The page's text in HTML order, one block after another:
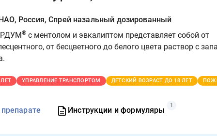
Россия, Спрей назальный дозированный
®с ментолом и эвкалиптом представляет собой от
от бесцветного до белого цвета раствор с
УПРАВЛЕНИЕ ТРАНСПОРТОМ ДЕТСКИЙ ВОЗРАСТ ДО 18 ЛЕТ
Инструкции и формуляры
1